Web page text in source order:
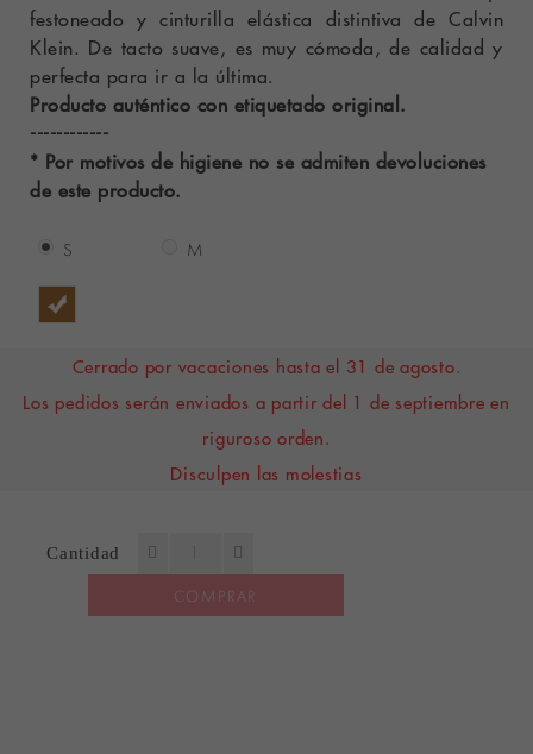
festoneado y cinturilla elástica distintiva de Calvin
Klein. De tacto suave, es muy cómoda, de calidad y
perfecta para ir a la última.
Producto auténtico con etiquetado original.
------------
* Por motivos de higiene no se admiten devoluciones
de este producto.
S M
Cerrado por vacaciones hasta el 31 de agosto.
Los pedidos serán enviados a partir del 1 de septiembre en
riguroso orden.
Disculpen las molestias
Cantidad
COMPRAR